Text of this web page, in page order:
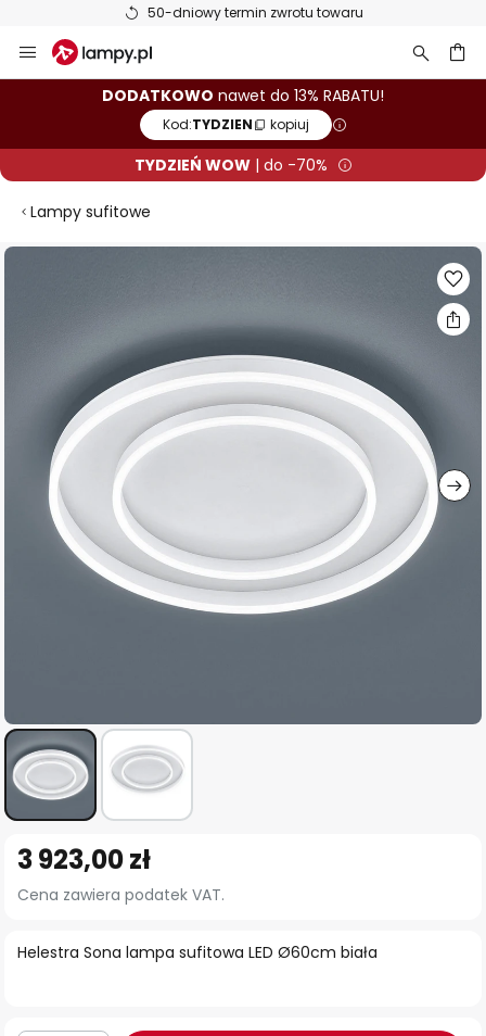
50-dniowy termin zwrotu towaru
Przejdź
do
DODATKOWO nawet do 13% RABATU!
Kod:TYDZIEN kopiuj
TYDZIEŃ WOW| do -70%
Lampy sufitowe
Przejdź
na
początek
Helestra Sona lampa sufitowa LED Ø60cm biała
3 923,00 zł
Cena zawiera podatek VAT.